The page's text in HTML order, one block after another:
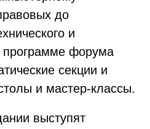
до
и
программе форума
секции и
и мастер-классы.
выступят